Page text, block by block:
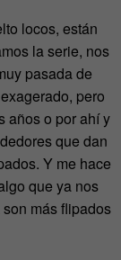
locos, están
la serie, nos
pasada de
pero
años o por ahí y
que dan
Y me hace
que ya nos
más flipados